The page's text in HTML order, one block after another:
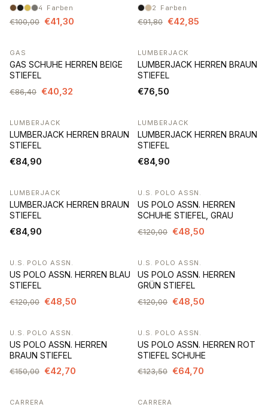
4 Farben
€100,00 €41,30
2 Farben
€91,80 €42,85
-53%
GAS
GAS SCHUHE HERREN BEIGE
STIEFEL
€86,40 €40,32
LUMBERJACK
LUMBERJACK HERREN BRAUN
STIEFEL
€76,50
LUMBERJACK
LUMBERJACK HERREN BRAUN
STIEFEL
€84,90
LUMBERJACK
LUMBERJACK HERREN BRAUN
STIEFEL
€84,90
LUMBERJACK
LUMBERJACK HERREN BRAUN
STIEFEL
€84,90
-60%
U.S. POLO ASSN.
US POLO ASSN. HERREN
SCHUHE STIEFEL, GRAU
€120,00 €48,50
-60%
U.S. POLO ASSN.
US POLO ASSN. HERREN BLAU
STIEFEL
€120,00 €48,50
-60%
U.S. POLO ASSN.
US POLO ASSN. HERREN
GRÜN STIEFEL
€120,00 €48,50
-72%
U.S. POLO ASSN.
US POLO ASSN. HERREN
BRAUN STIEFEL
€150,00 €42,70
-48%
U.S. POLO ASSN.
US POLO ASSN. HERREN ROT
STIEFEL SCHUHE
€123,50 €64,70
CARRERA CARRERA